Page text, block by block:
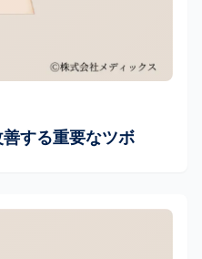
善する重要なツボ